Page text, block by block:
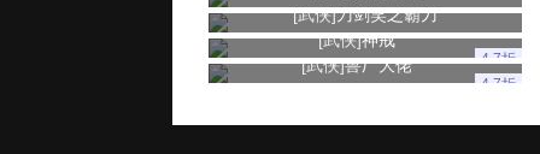
[武侠]刀剑笑之霸刀
[武侠]神戒
4.7折
[武侠]兽厂大佬
4.7折